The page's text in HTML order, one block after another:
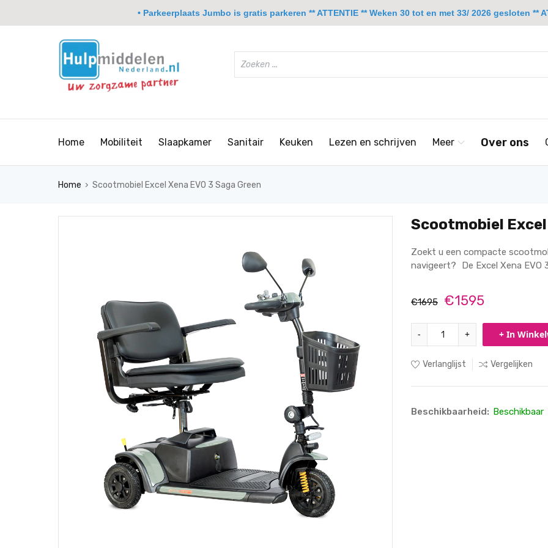
Home Mobiliteit Slaapkamer Sanitair Keuken Lezen en schrijven Meer Over ons
Home › Scootmobiel Excel Xena EVO 3 Saga Green
Scootmobiel Excel
Zoekt u een compacte
navigeert? De Excel Xena EVO
€1695 €1595
- + + In
Verlanglijst Vergelijken
Beschikbaarheid: Beschikbaar
• Parkeerplaats Jumbo is gratis parkeren ** ATTENTIE ** Weken 30 tot en met 33/ 2026 gesloten **